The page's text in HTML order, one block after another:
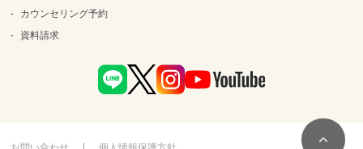
カウンセリング予約
資料請求